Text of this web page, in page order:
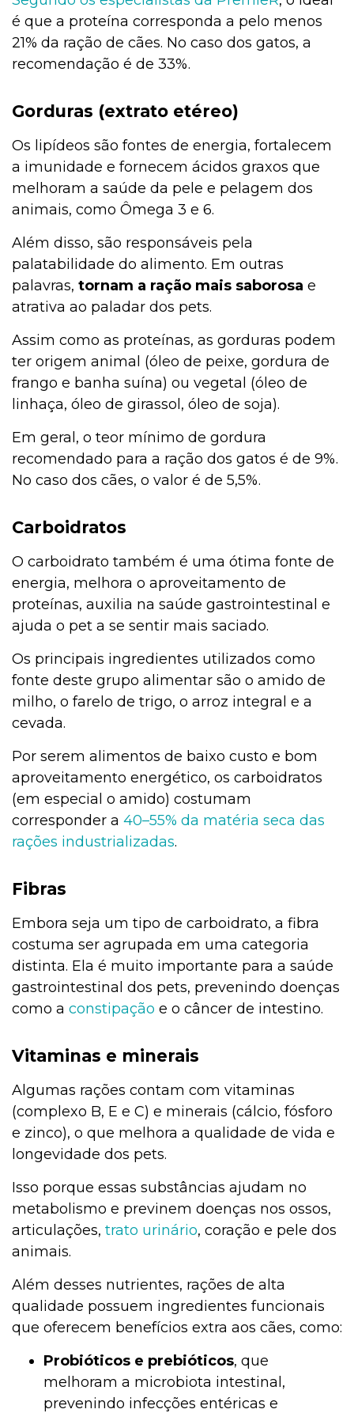
é que a proteína corresponda a pelo menos
21% da ração de cães. No caso dos gatos, a
recomendação é de 33%.
Gorduras (extrato etéreo)
Os lipídeos são fontes de energia, fortalecem
a imunidade e fornecem ácidos graxos que
melhoram a saúde da pele e pelagem dos
animais, como Ômega 3 e 6.
Além disso, são responsáveis pela
palatabilidade do alimento. Em outras
palavras, tornam a ração mais saborosa e
atrativa ao paladar dos pets.
Assim como as proteínas, as gorduras podem
ter origem animal (óleo de peixe, gordura de
frango e banha suína) ou vegetal (óleo de
linhaça, óleo de girassol, óleo de soja).
Em geral, o teor mínimo de gordura
recomendado para a ração dos gatos é de 9%.
No caso dos cães, o valor é de 5,5%.
Carboidratos
O carboidrato também é uma ótima fonte de
energia, melhora o aproveitamento de
proteínas, auxilia na saúde gastrointestinal e
ajuda o pet a se sentir mais saciado.
Os principais ingredientes utilizados como
fonte deste grupo alimentar são o amido de
milho, o farelo de trigo, o arroz integral e a
cevada.
Por serem alimentos de baixo custo e bom
aproveitamento energético, os carboidratos
(em especial o amido) costumam
corresponder a 40–55% da matéria seca das
rações industrializadas.
Fibras
Embora seja um tipo de carboidrato, a fibra
costuma ser agrupada em uma categoria
distinta. Ela é muito importante para a saúde
gastrointestinal dos pets, prevenindo doenças
como a constipação e o câncer de intestino.
Vitaminas e minerais
Algumas rações contam com vitaminas
(complexo B, E e C) e minerais (cálcio, fósforo
e zinco), o que melhora a qualidade de vida e
longevidade dos pets.
Isso porque essas substâncias ajudam no
metabolismo e previnem doenças nos ossos,
articulações, trato urinário, coração e pele dos
animais.
Além desses nutrientes, rações de alta
qualidade possuem ingredientes funcionais
que oferecem benefícios extra aos cães, como:
Probióticos e prebióticos, que
melhoram a microbiota intestinal,
prevenindo infecções entéricas e